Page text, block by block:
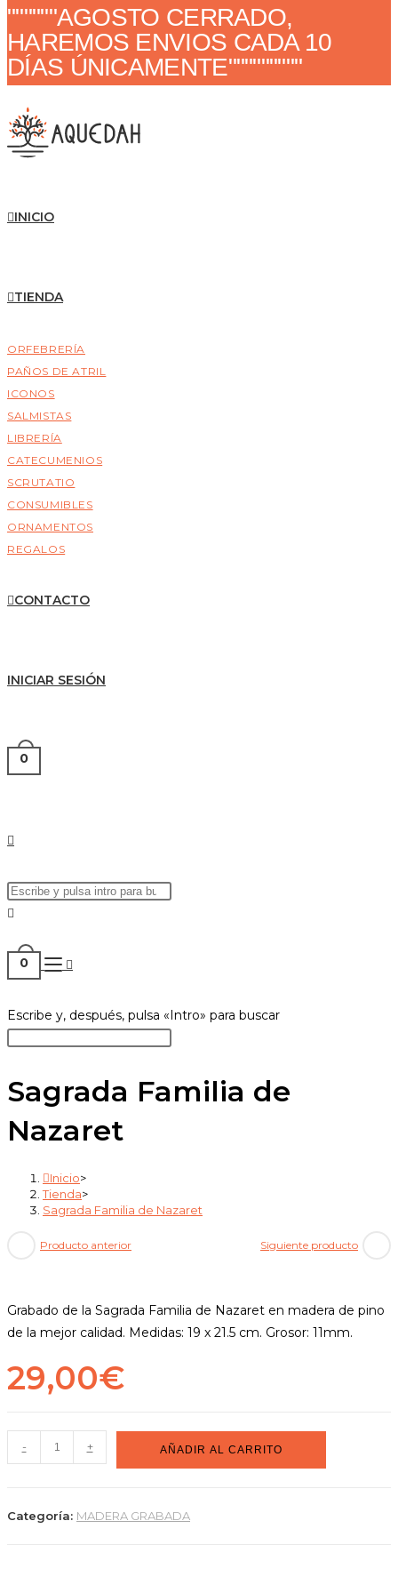
""""""AGOSTO CERRADO,
HAREMOS ENVIOS CADA 10
DÍAS ÚNICAMENTE"""""""""
INICIO
TIENDA
ORFEBRERÍA
PAÑOS DE ATRIL
ICONOS
SALMISTAS
LIBRERÍA
CATECUMENIOS
SCRUTATIO
CONSUMIBLES
ORNAMENTOS
REGALOS
CONTACTO
INICIAR SESIÓN
0
0
Escribe y, después, pulsa «Intro» para buscar
Sagrada Familia de
Nazaret
Inicio>
Tienda>
Sagrada Familia de Nazaret
Producto anterior Siguiente producto
Grabado de la Sagrada Familia de Nazaret en madera de pino
de la mejor calidad. Medidas: 19 x 21.5 cm. Grosor: 11mm.
29,00€
- + AÑADIR AL CARRITO
Categoría: MADERA GRABADA